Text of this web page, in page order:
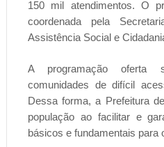
150 mil atendimentos. O
coordenada pela
Assistência Social e
A programação oferta
comunidades de difícil
Dessa forma, a Prefeitura
população ao facilitar e
básicos e fundamentais para